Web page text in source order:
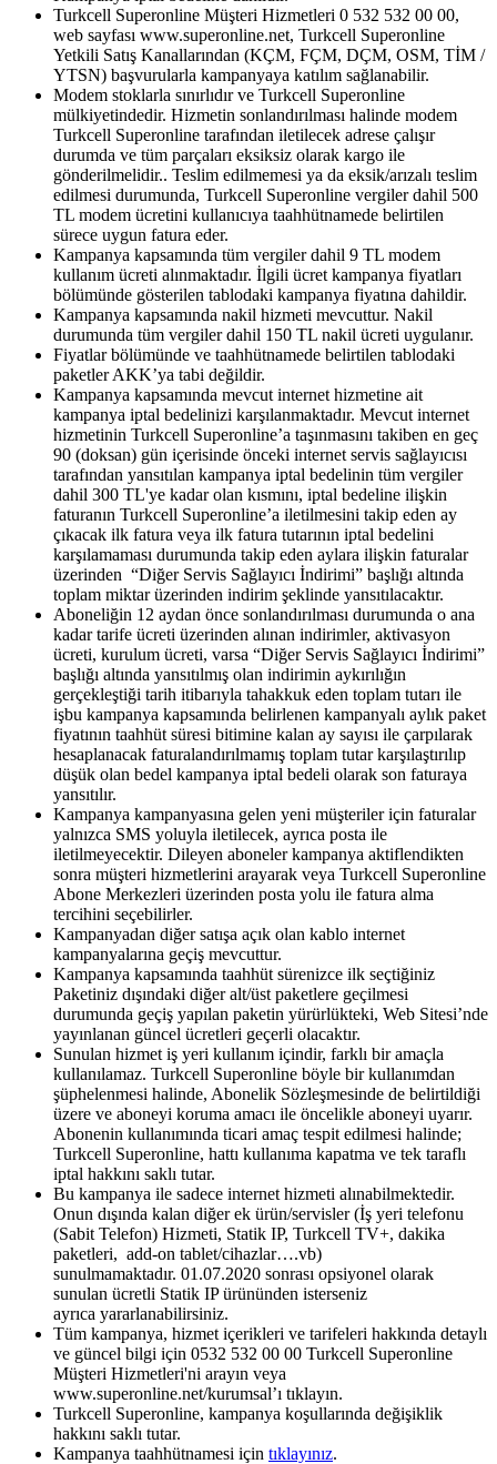
Turkcell Superonline Müşteri Hizmetleri 0 532 532 00 00,
web sayfası www.superonline.net, Turkcell Superonline
Yetkili Satış Kanallarından (KÇM, FÇM, DÇM, OSM, TİM /
YTSN) başvurularla kampanyaya katılım sağlanabilir.
Modem stoklarla sınırlıdır ve Turkcell Superonline
mülkiyetindedir. Hizmetin sonlandırılması halinde modem
Turkcell Superonline tarafından iletilecek adrese çalışır
durumda ve tüm parçaları eksiksiz olarak kargo ile
gönderilmelidir.. Teslim edilmemesi ya da eksik/arızalı teslim
edilmesi durumunda, Turkcell Superonline vergiler dahil 500
TL modem ücretini kullanıcıya taahhütnamede belirtilen
sürece uygun fatura eder.
Kampanya kapsamında tüm vergiler dahil 9 TL modem
kullanım ücreti alınmaktadır. İlgili ücret kampanya fiyatları
bölümünde gösterilen tablodaki kampanya fiyatına dahildir.
Kampanya kapsamında nakil hizmeti mevcuttur. Nakil
durumunda tüm vergiler dahil 150 TL nakil ücreti uygulanır.
Fiyatlar bölümünde ve taahhütnamede belirtilen tablodaki
paketler AKK’ya tabi değildir.
Kampanya kapsamında mevcut internet hizmetine ait
kampanya iptal bedelinizi karşılanmaktadır. Mevcut internet
hizmetinin Turkcell Superonline’a taşınmasını takiben en geç
90 (doksan) gün içerisinde önceki internet servis sağlayıcısı
tarafından yansıtılan kampanya iptal bedelinin tüm vergiler
dahil 300 TL'ye kadar olan kısmını, iptal bedeline ilişkin
faturanın Turkcell Superonline’a iletilmesini takip eden ay
çıkacak ilk fatura veya ilk fatura tutarının iptal bedelini
karşılamaması durumunda takip eden aylara ilişkin faturalar
üzerinden “Diğer Servis Sağlayıcı İndirimi” başlığı altında
toplam miktar üzerinden indirim şeklinde yansıtılacaktır.
Aboneliğin 12 aydan önce sonlandırılması durumunda o ana
kadar tarife ücreti üzerinden alınan indirimler, aktivasyon
ücreti, kurulum ücreti, varsa “Diğer Servis Sağlayıcı İndirimi”
başlığı altında yansıtılmış olan indirimin aykırılığın
gerçekleştiği tarih itibarıyla tahakkuk eden toplam tutarı ile
işbu kampanya kapsamında belirlenen kampanyalı aylık paket
fiyatının taahhüt süresi bitimine kalan ay sayısı ile çarpılarak
hesaplanacak faturalandırılmamış toplam tutar karşılaştırılıp
düşük olan bedel kampanya iptal bedeli olarak son faturaya
yansıtılır.
Kampanya kampanyasına gelen yeni müşteriler için faturalar
yalnızca SMS yoluyla iletilecek, ayrıca posta ile
iletilmeyecektir. Dileyen aboneler kampanya aktiflendikten
sonra müşteri hizmetlerini arayarak veya Turkcell Superonline
Abone Merkezleri üzerinden posta yolu ile fatura alma
tercihini seçebilirler.
Kampanyadan diğer satışa açık olan kablo internet
kampanyalarına geçiş mevcuttur.
Kampanya kapsamında taahhüt sürenizce ilk seçtiğiniz
Paketiniz dışındaki diğer alt/üst paketlere geçilmesi
durumunda geçiş yapılan paketin yürürlükteki, Web Sitesi’nde
yayınlanan güncel ücretleri geçerli olacaktır.
Sunulan hizmet iş yeri kullanım içindir, farklı bir amaçla
kullanılamaz. Turkcell Superonline böyle bir kullanımdan
şüphelenmesi halinde, Abonelik Sözleşmesinde de belirtildiği
üzere ve aboneyi koruma amacı ile öncelikle aboneyi uyarır.
Abonenin kullanımında ticari amaç tespit edilmesi halinde;
Turkcell Superonline, hattı kullanıma kapatma ve tek taraflı
iptal hakkını saklı tutar.
Bu kampanya ile sadece internet hizmeti alınabilmektedir.
Onun dışında kalan diğer ek ürün/servisler (İş yeri telefonu
(Sabit Telefon) Hizmeti, Statik IP, Turkcell TV+, dakika
paketleri, add-on tablet/cihazlar….vb)
sunulmamaktadır. 01.07.2020 sonrası opsiyonel olarak
sunulan ücretli Statik IP ürününden isterseniz
ayrıca yararlanabilirsiniz.​
Tüm kampanya, hizmet içerikleri ve tarifeleri hakkında detaylı
ve güncel bilgi için 0532 532 00 00 Turkcell Superonline
Müşteri Hizmetleri'ni arayın veya
www.superonline.net/kurumsal’ı tıklayın.
Turkcell Superonline, kampanya koşullarında değişiklik
hakkını saklı tutar.
Kampanya taahhütnamesi için tıklayınız​.​